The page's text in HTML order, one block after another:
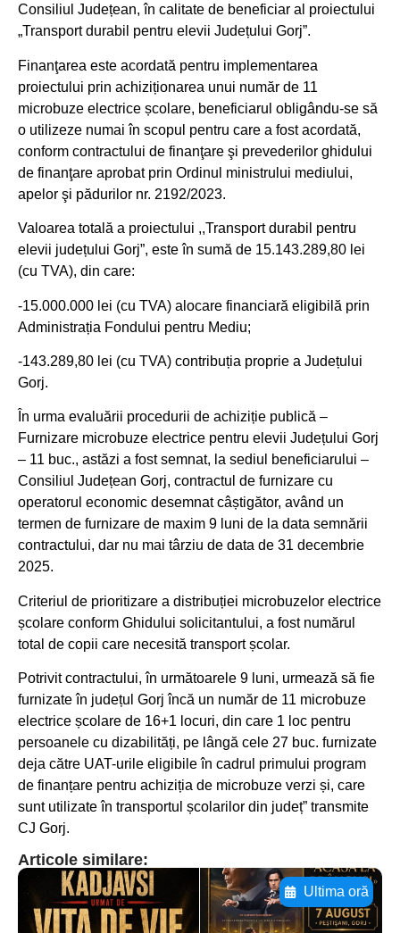
Consiliul Județean, în calitate de beneficiar al proiectului
„Transport durabil pentru elevii Județului Gorj”.
Finanţarea este acordată pentru implementarea
proiectului prin achiziționarea unui număr de 11
microbuze electrice școlare, beneficiarul obligându-se să
o utilizeze numai în scopul pentru care a fost acordată,
conform contractului de finanţare şi prevederilor ghidului
de finanţare aprobat prin Ordinul ministrului mediului,
apelor şi pădurilor nr. 2192/2023.
Valoarea totală a proiectului ,,Transport durabil pentru
elevii județului Gorj”, este în sumă de 15.143.289,80 lei
(cu TVA), din care:
-15.000.000 lei (cu TVA) alocare financiară eligibilă prin
Administrația Fondului pentru Mediu;
-143.289,80 lei (cu TVA) contribuția proprie a Județului
Gorj.
În urma evaluării procedurii de achiziție publică –
Furnizare microbuze electrice pentru elevii Județului Gorj
– 11 buc., astăzi a fost semnat, la sediul beneficiarului –
Consiliul Județean Gorj, contractul de furnizare cu
operatorul economic desemnat câștigător, având un
termen de furnizare de maxim 9 luni de la data semnării
contractului, dar nu mai târziu de data de 31 decembrie
2025.
Criteriul de prioritizare a distribuției microbuzelor electrice
școlare conform Ghidului solicitantului, a fost numărul
total de copii care necesită transport școlar.
Potrivit contractului, în următoarele 9 luni, urmează să fie
furnizate în județul Gorj încă un număr de 11 microbuze
electrice școlare de 16+1 locuri, din care 1 loc pentru
persoanele cu dizabilități, pe lângă cele 27 buc. furnizate
deja către UAT-urile eligibile în cadrul primului program
de finanțare pentru achiziția de microbuze verzi și, care
sunt utilizate în transportul școlarilor din județ” transmite
CJ Gorj.
Articole similare:
Ultima oră
Adaugă aici textul pentru